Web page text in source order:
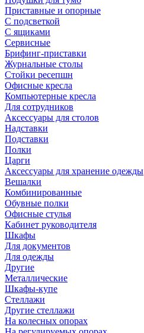
Приставные и опорные
С подсветкой
С ящиками
Сервисные
Брифинг-приставки
Журнальные столы
Стойки ресепшн
Офисные кресла
Компьютерные кресла
Для сотрудников
Аксессуары для столов
Надставки
Подставки
Полки
Царги
Аксессуары для хранение одежды
Вешалки
Комбинированные
Обувные полки
Офисные стулья
Кабинет руководителя
Шкафы
Для документов
Для одежды
Другие
Металлические
Шкафы-купе
Стеллажи
Другие стеллажи
На колесных опорах